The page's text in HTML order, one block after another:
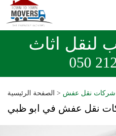
لنقل اثاث
050
الصفحة الرئيسية > شركات نقل عفش
نقل عفش في ابو ظبي